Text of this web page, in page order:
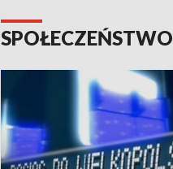
SPOŁECZEŃSTWO